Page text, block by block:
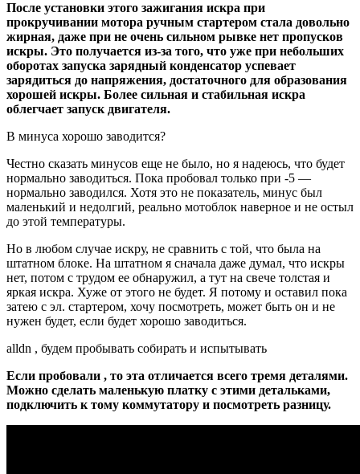
После установки этого зажигания искра при
прокручивании мотора ручным стартером стала довольно
жирная, даже при не очень сильном рывке нет пропусков
искры. Это получается из-за того, что уже при небольших
оборотах запуска зарядный конденсатор успевает
зарядиться до напряжения, достаточного для образования
хорошей искры. Более сильная и стабильная искра
облегчает запуск двигателя.
В минуса хорошо заводится?
Честно сказать минусов еще не было, но я надеюсь, что будет
нормально заводиться. Пока пробовал только при -5 —
нормально заводился. Хотя это не показатель, минус был
маленький и недолгий, реально мотоблок наверное и не остыл
до этой температуры.
Но в любом случае искру, не сравнить с той, что была на
штатном блоке. На штатном я сначала даже думал, что искры
нет, потом с трудом ее обнаружил, а тут на свече толстая и
яркая искра. Хуже от этого не будет. Я потому и оставил пока
затею с эл. стартером, хочу посмотреть, может быть он и не
нужен будет, если будет хорошо заводиться.
alldn , будем пробывать собирать и испытывать
Если пробовали , то эта отличается всего тремя деталями.
Можно сделать маленькую платку с этими детальками,
подключить к тому коммутатору и посмотреть разницу.